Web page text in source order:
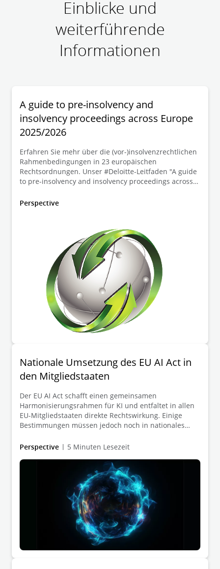
Einblicke und
weiterführende
Informationen
A guide to pre-insolvency and
insolvency proceedings across Europe
2025/2026
Erfahren Sie mehr über die (vor-)insolvenzrechtlichen
Rahmenbedingungen in 23 europäischen
Rechtsordnungen. Unser #Deloitte-Leitfaden "A guide
to pre-insolvency and insolvency proceedings across
jüngsten Reformen und wichtigsten
Deloitte Legal Restrukturierungsexperten Frank
Tschentscher, Torsten Cülter und Christina Wöste
geben einen Überblick über die relevanten
Regelungen in Deutschland.
Perspective
Nationale Umsetzung des EU AI Act in
den Mitgliedstaaten
Der EU AI Act schafft einen gemeinsamen
Harmonisierungsrahmen für KI und entfaltet in allen
EU-Mitgliedstaaten direkte Rechtswirkung. Einige
Bestimmungen müssen jedoch noch in nationales
Mitgliedstaaten diese Phase vorantreiben, zeigen sich
Zeitplänen und institutionellen Strukturen. Um
Unternehmen dabei zu unterstützen, sich in diesem
sich wandelnden Umfeld zurechtzufinden, bietet
unsere Publikation einen klaren Überblick über den
aktuellen Stand der Umsetzung und dessen
Bedeutung in der Praxis.
Perspective 5 Minuten Lesezeit